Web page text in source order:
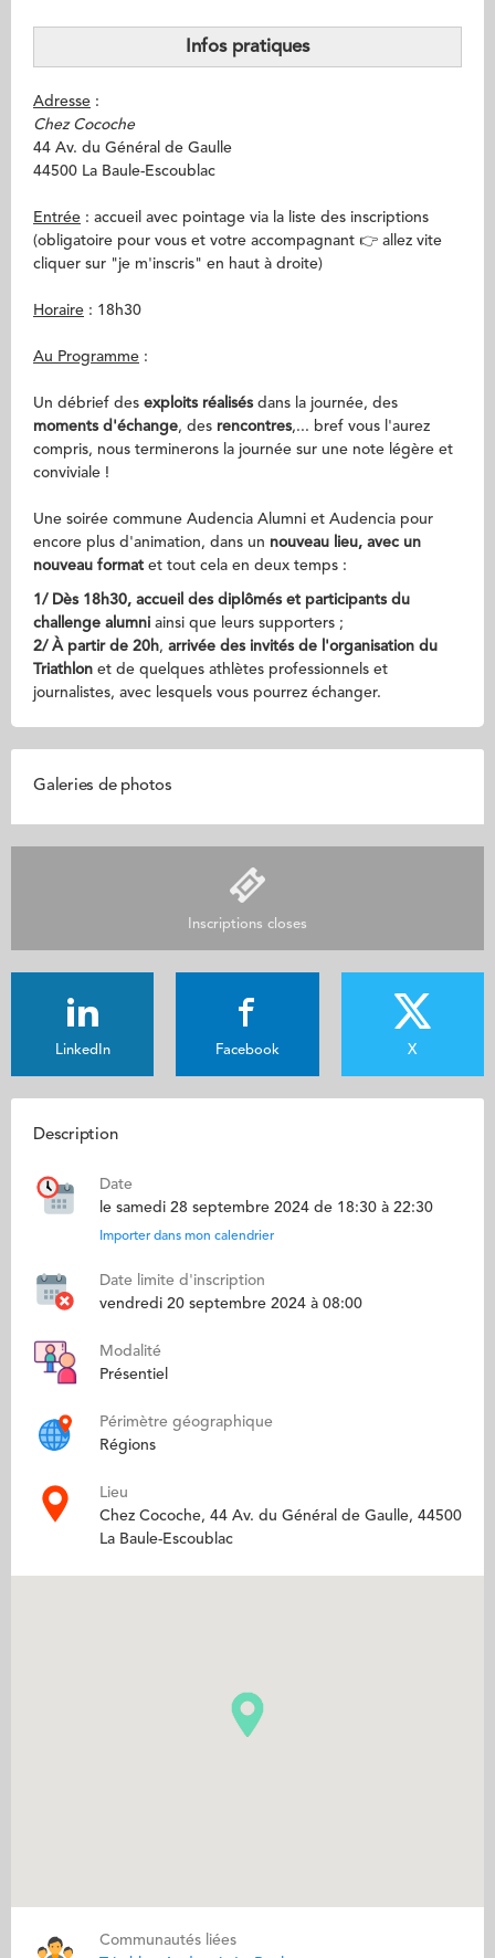
Infos pratiques
Adresse :
Chez Cocoche
44 Av. du Général de Gaulle
44500 La Baule-Escoublac
Entrée : accueil avec pointage via la liste des inscriptions
(obligatoire pour vous et votre accompagnant 👉 allez vite
cliquer sur "je m'inscris" en haut à droite)
Horaire : 18h30
Au Programme :
Un débrief des exploits réalisésdans la journée, des
moments d'échange, des rencontres,... bref vous l'aurez
compris, nous terminerons la journée sur une note légère et
conviviale !
Une soirée commune Audencia Alumni et Audencia pour
encore plus d'animation, dans un nouveau lieu, avec un
nouveau format et tout cela en deux temps :
1/ Dès 18h30, accueil des diplômés et participants du
challenge alumni ainsi que leurs supporters ;
2/ À partir de 20h, arrivée des invités de l'organisation du
Triathlon et de quelques athlètes professionnels et
journalistes, avec lesquels vous pourrez échanger.
Galeries de photos
Inscriptions closes
LinkedIn Facebook X
Description
Date
le samedi 28 septembre 2024 de 18:30 à 22:30
Importer dans mon calendrier
Date limite d'inscription
vendredi 20 septembre 2024 à 08:00
Modalité
Présentiel
Périmètre géographique
Régions
Lieu
Chez Cocoche, 44 Av. du Général de Gaulle, 44500
La Baule-Escoublac
Communautés liées